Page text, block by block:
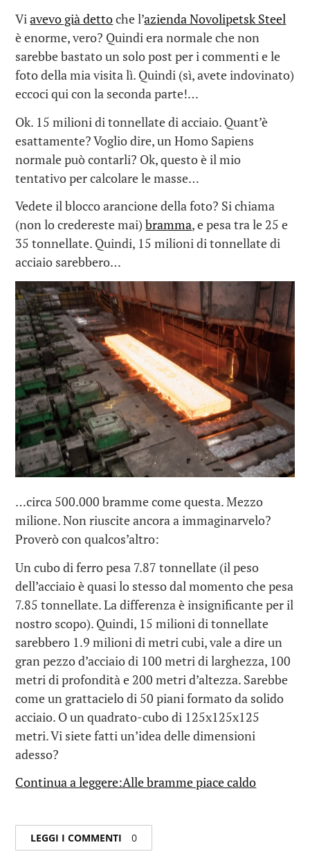
Viavevo già dettoche l’azienda Novolipetsk Steel
è enorme, vero? Quindi era normale che non
sarebbe bastato un solo post per i commenti e le
foto della mia visita lì. Quindi (sì, avete indovinato)
eccoci qui con la seconda parte!…
Ok. 15 milioni di tonnellate di acciaio. Quant’è
esattamente? Voglio dire, un Homo Sapiens
normale può contarli? Ok, questo è il mio
tentativo per calcolare le masse…
Vedete il blocco arancione della foto? Si chiama
(non lo credereste mai)bramma, e pesa tra le 25 e
35 tonnellate. Quindi, 15 milioni di tonnellate di
acciaio sarebbero…
…circa 500.000 bramme come questa. Mezzo
milione. Non riuscite ancora a immaginarvelo?
Proverò con qualcos’altro:
Un cubo di ferro pesa 7.87 tonnellate (il peso
dell’acciaio è quasi lo stesso dal momento che pesa
7.85 tonnellate. La differenza è insignificante per il
nostro scopo). Quindi, 15 milioni di tonnellate
sarebbero 1.9 milioni di metri cubi, vale a dire un
gran pezzo d’acciaio di 100 metri di larghezza, 100
metri di profondità e 200 metri d’altezza. Sarebbe
come un grattacielo di 50 piani formato da solido
acciaio. O un quadrato-cubo di 125x125x125
metri. Vi siete fatti un’idea delle dimensioni
adesso?
Continua a leggere:Alle bramme piace caldo
LEGGI I COMMENTI 0